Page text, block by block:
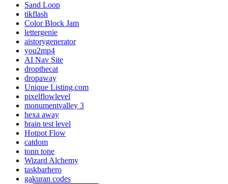
Sand Loop
tikflash
Color Block Jam
lettergenie
aistorygenerator
you2mp4
AI Nav Site
dropthecat
dropaway
Unique Listing.com
pixelflowlevel
monumentvalley 3
hexa away
brain test level
Hotpot Flow
catdom
tonn tone
Wizard Alchemy
taskbarhero
gakuran codes